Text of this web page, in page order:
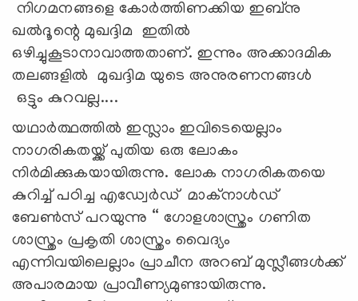
നിഗമനങ്ങളെ കോർത്തിണക്കിയ ഇബ്നു
ഖൽദൂന്റെ മുഖദ്ദിമ ഇതിൽ
ഒഴിച്ചുകൂടാനാവാത്തതാണ്. ഇന്നും അക്കാദമിക
തലങ്ങളിൽ മുഖദ്ദിമ യുടെ അനുരണനങ്ങൾ
ഒട്ടും കുറവല്ല....
യഥാർത്ഥത്തിൽ ഇസ്ലാം ഇവിടെയെല്ലാം
നാഗരികതയ്ക്ക് പുതിയ ഒരു ലോകം
നിർമിക്കുകയായിരുന്നു. ലോക നാഗരികതയെ
കുറിച്ച് പഠിച്ച എഡ്വേർഡ് മാക്നാൾഡ്
ബേൺസ് പറയുന്നു “ ഗോളശാസ്ത്രം ഗണിത
ശാസ്ത്രം പ്രകൃതി ശാസ്ത്രം വൈദ്യം
എന്നിവയിലെല്ലാം പ്രാചീന അറബ് മുസ്ലീങ്ങൾക്ക്
അപാരമായ പ്രാവീണ്യമുണ്ടായിരുന്നു.